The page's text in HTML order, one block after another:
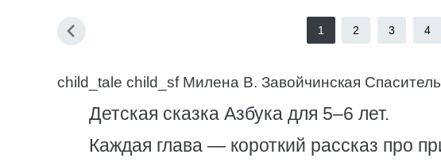
1 2 3 4
child_tale child_sf Милена В. Завойчинская
Детская сказка Азбука для 5–6 лет.
Каждая глава — короткий рассказ про